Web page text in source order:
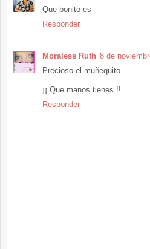
Que bonito es
Responder
Moraless Ruth 8 de
Precioso el muñequito
¡¡ Que manos tienes !!
Responder